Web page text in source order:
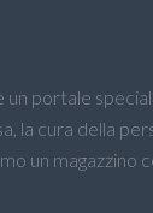
portale
la cura della
un magazzino